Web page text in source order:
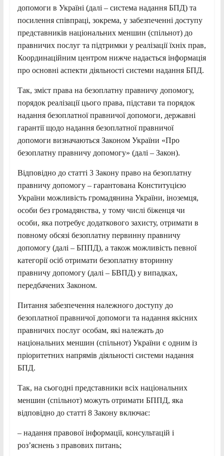
допомоги в Україні (далі – система надання БПД) та
посилення співпраці, зокрема, у забезпеченні доступу
представників національних меншин (спільнот) до
правничих послуг та підтримки у реалізації їхніх прав,
Координаційним центром нижче надається інформація
про основні аспекти діяльності системи надання БПД.
Так, зміст права на безоплатну правничу допомогу,
порядок реалізації цього права, підстави та порядок
надання безоплатної правничої допомоги, державні
гарантії щодо надання безоплатної правничої
допомоги визначаються Законом України «Про
безоплатну правничу допомогу» (далі – Закон).
Відповідно до статті 3 Закону право на безоплатну
правничу допомогу – гарантована Конституцією
України можливість громадянина України, іноземця,
особи без громадянства, у тому числі біженця чи
особи, яка потребує додаткового захисту, отримати в
повному обсязі безоплатну первинну правничу
допомогу (далі – БППД), а також можливість певної
категорії осіб отримати безоплатну вторинну
правничу допомогу (далі – БВПД) у випадках,
передбачених Законом.
Питання забезпечення належного доступу до
безоплатної правничої допомоги та надання якісних
правничих послуг особам, які належать до
національних меншин (спільнот) України є одним із
пріоритетних напрямів діяльності системи надання
БПД.
Так, на сьогодні представники всіх національних
меншин (спільнот) можуть отримати БППД, яка
відповідно до статті 8 Закону включає:
– надання правової інформації, консультацій і
роз’яснень з правових питань;